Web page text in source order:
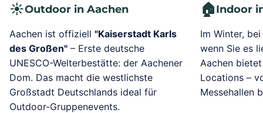
☀️Outdoor in Aachen 🏠Indoor
Aachen ist offiziell "Kaiserstadt Karls
des Großen" – Erste deutsche
UNESCO-Welterbestätte: der Aachener
Dom. Das macht die westlichste
Großstadt Deutschlands ideal für
Outdoor-Gruppenevents.
Im Winter,
wenn Sie es
Aachen
Locations –
Messehallen